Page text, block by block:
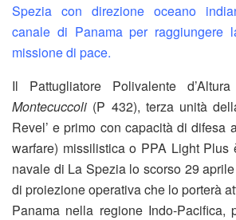
Spezia con direzione oceano
canale di Panama per raggiungere
missione di pace.
Il Pattugliatore Polivalente
Montecuccoli (P 432), terza unità
Revel’ e primo con capacità di difesa
warfare) missilistica o PPA Light Plus
navale di La Spezia lo scorso 29
di proiezione operativa che lo porterà
Panama nella regione Indo-Pacifica,